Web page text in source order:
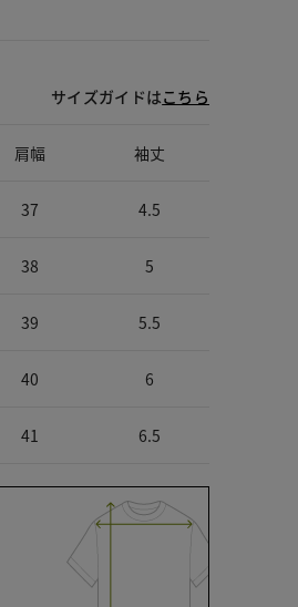
サイズガイドはこちら
肩幅 袖丈
37 4.5
38 5
39 5.5
40 6
41 6.5